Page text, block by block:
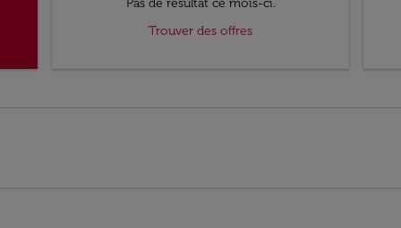
Pas de résultat ce mois-ci.
Trouver des offres
EZE–ARN: cmp-view-offers-disclaimer. Trouver
EZE–ARN: cmp-view-offers-disclaimer.
EZE–ARN: cmp-view-offers-disclaimer.
EZE–ARN: cmp-view-offers-
EZE–ARN: cmp-view-offers-
EZE–ARN: cmp-view-
EZE–ARN: cmp-view-
EZE–ARN: cmp-
EZE–ARN: